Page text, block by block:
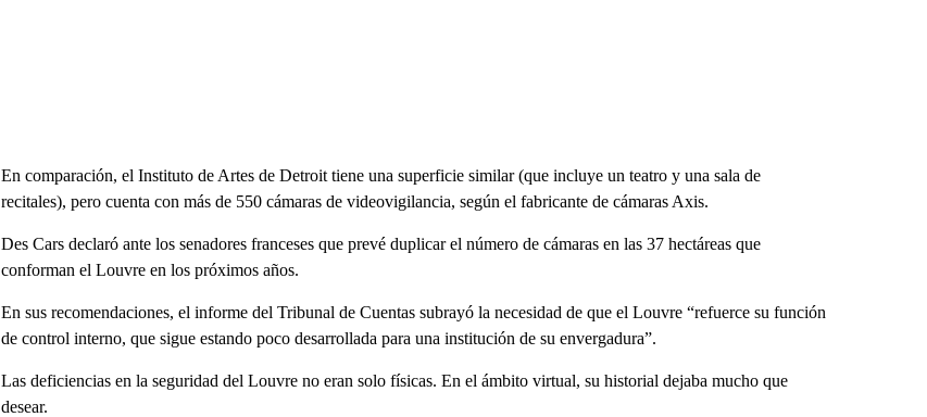
En comparación, el Instituto de Artes de Detroit tiene una superficie similar (que incluye un teatro y una sala de
recitales), pero cuenta con más de 550 cámaras de videovigilancia, según el fabricante de cámaras Axis.
Des Cars declaró ante los senadores franceses que prevé duplicar el número de cámaras en las 37 hectáreas que
conforman el Louvre en los próximos años.
En sus recomendaciones, el informe del Tribunal de Cuentas subrayó la necesidad de que el Louvre “refuerce su función
de control interno, que sigue estando poco desarrollada para una institución de su envergadura”.
Las deficiencias en la seguridad del Louvre no eran solo físicas. En el ámbito virtual, su historial dejaba mucho que
desear.